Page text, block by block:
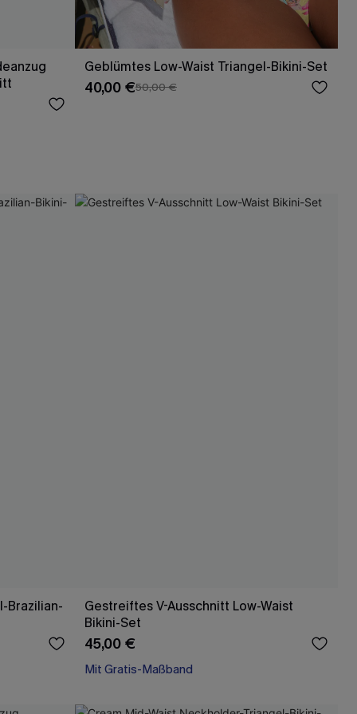
Geblümtes Low-Waist Triangel-Bikini-Set
40,00 €50,00 €
Brazilian-
Gestreiftes V-Ausschnitt Low-Waist
Bikini-Set
45,00 €
Mit Gratis-Maßband